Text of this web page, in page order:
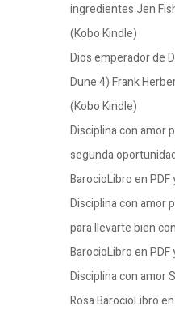
ingredientes Jen
(Kobo Kindle)
Dios emperador de
Dune 4) Frank
(Kobo Kindle)
Disciplina con amor
segunda
BarocioLibro en PDF
Disciplina con amor
para llevarte bien
BarocioLibro en PDF
Disciplina con amor
Rosa BarocioLibro